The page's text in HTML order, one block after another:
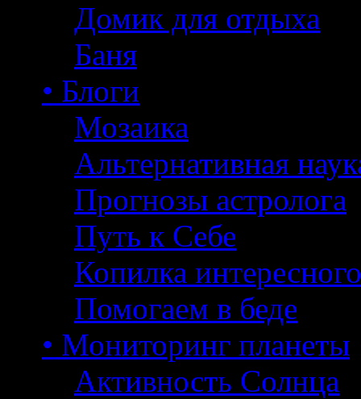
Домик для отдыха
Баня
• Блоги
Мозаика
Альтернативная
Прогнозы астролога
Путь к Себе
Копилка интересного
Помогаем в беде
• Мониторинг планеты
Активность Солнца